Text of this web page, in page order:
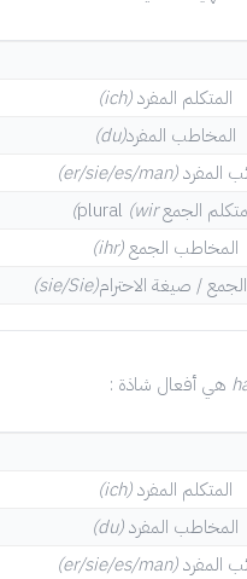
المتكلم المفرد(ich)
المخاطب المفرد(du)
المفرد(er/sie/es/man)
الجمع
plural (wir)
المخاطب الجمع(ihr)
/ صيغة الاحترام(sie/Sie)
المتكلم المفرد(ich)
المخاطب المفرد(du)
المفرد(er/sie/es/man)